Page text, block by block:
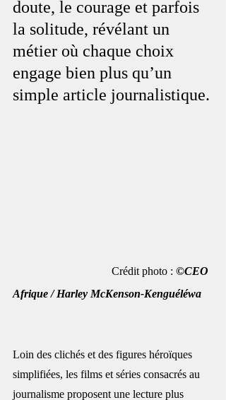
doute, le courage et parfois
la solitude, révélant un
métier où chaque choix
engage bien plus qu’un
simple article journalistique.
                                   Crédit photo :
©CEO
Afrique / Harley McKenson-Kenguéléwa
Loin des clichés et des figures héroïques
simplifiées, les films et séries consacrés au
journalisme proposent une lecture plus